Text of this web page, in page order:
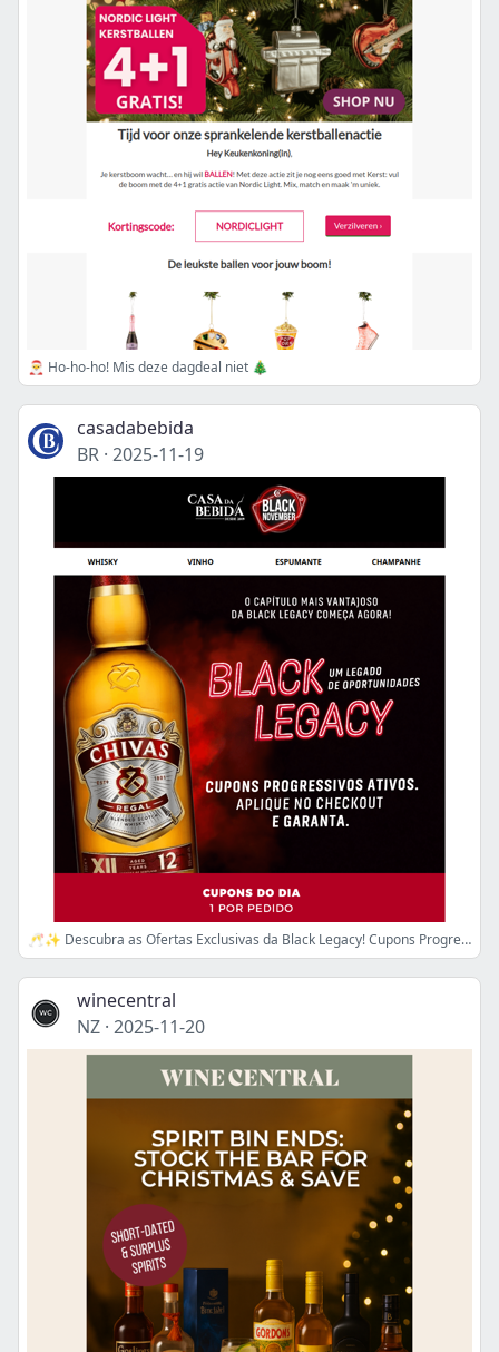
🎅 Ho-ho-ho! Mis deze dagdeal niet 🎄
casadabebida
BR · 2025-11-19
🥂✨ Descubra as Ofertas Exclusivas da Black Legacy! Cupons Progressivos com Chivas Regal, Beefeater e Jameson!
winecentral
NZ · 2025-11-20